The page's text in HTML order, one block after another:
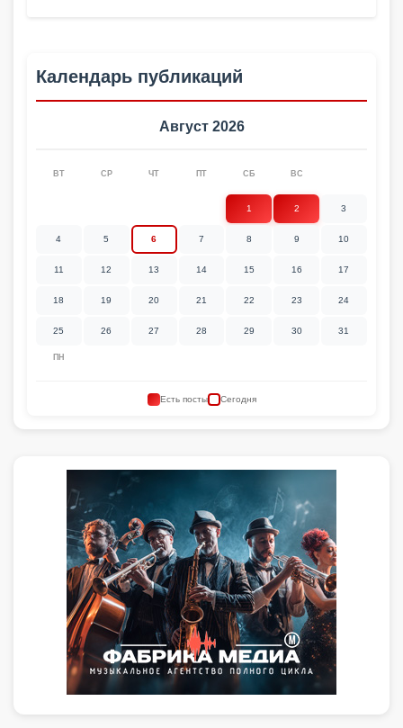
Календарь публикаций
Август 2026
ПН
ВТ СР ЧТ ПТ СБ ВС
1 2 3
4 5 6 7 8 9 10
11 12 13 14 15 16 17
18 19 20 21 22 23 24
25 26 27 28 29 30 31
Есть посты Сегодня